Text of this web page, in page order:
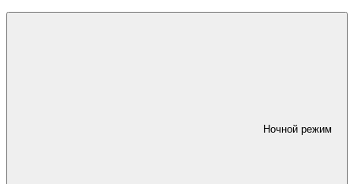
Ночной режим